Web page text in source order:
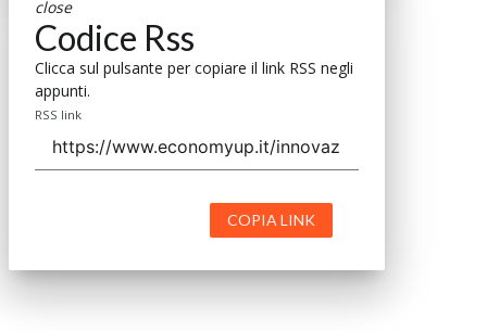
close
Codice Rss
Clicca sul pulsante per copiare il link RSS negli
appunti.
RSS link
COPIA LINK